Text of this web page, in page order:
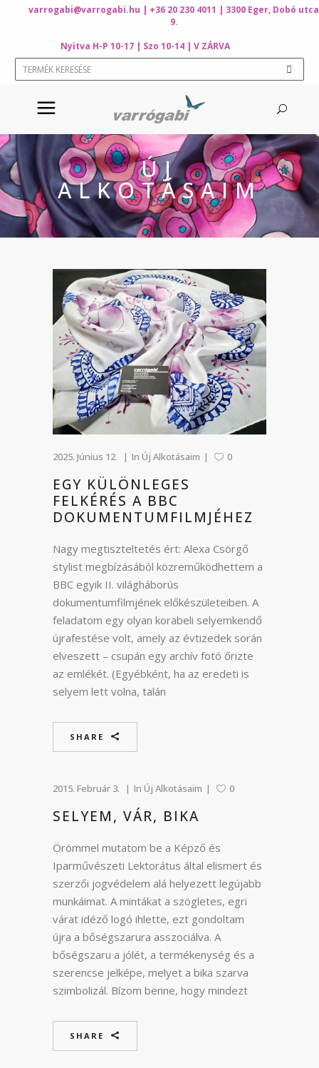
varrogabi@varrogabi.hu | +36 20 230 4011 | 3300 Eger, Dobó utca
9.
Nyitva H-P 10-17 | Szo 10-14 | V ZÁRVA
ÚJ
ALKOTÁSAIM
2025. Június 12. In Új Alkotásaim 0
EGY KÜLÖNLEGES
FELKÉRÉS A BBC
DOKUMENTUMFILMJÉHEZ
Nagy megtiszteltetés ért: Alexa Csörgő
stylist megbízásából közreműködhettem a
BBC egyik II. világháborús
dokumentumfilmjének előkészületeiben. A
feladatom egy olyan korabeli selyemkendő
újrafestése volt, amely az évtizedek során
elveszett – csupán egy archív fotó őrizte
az emlékét. (Egyébként, ha az eredeti is
selyem lett volna, talán
SHARE
2015. Február 3. In Új Alkotásaim 0
SELYEM, VÁR, BIKA
Örömmel mutatom be a Képző és
Iparművészeti Lektorátus által elismert és
szerzői jogvédelem alá helyezett legújabb
munkáimat. A mintákat a szögletes, egri
várat idéző logó ihlette, ezt gondoltam
újra a bőségszarura asszociálva. A
bőségszaru a jólét, a termékenység és a
szerencse jelképe, melyet a bika szarva
szimbolizál. Bízom benne, hogy mindezt
SHARE